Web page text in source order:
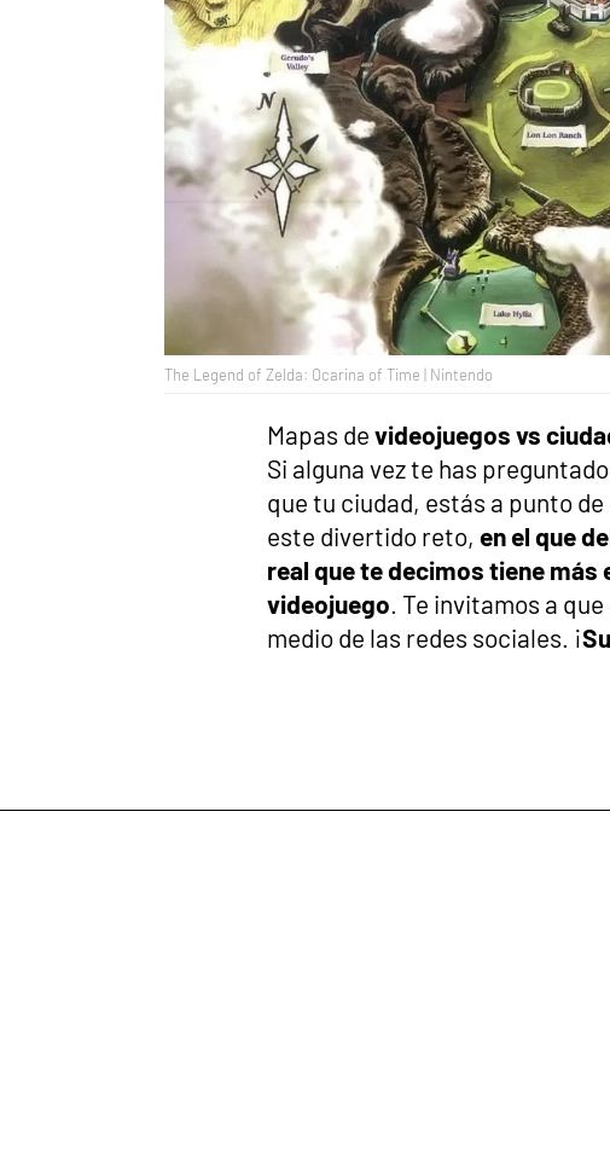
The Legend of Zelda: Ocarina of Time | Nintendo
Mapas de videojuegos vs
Si alguna vez te has
que tu ciudad, estás a punto
este divertido reto, en el que
real que te decimos tiene más
videojuego. Te invitamos a
medio de las redes sociales. ¡